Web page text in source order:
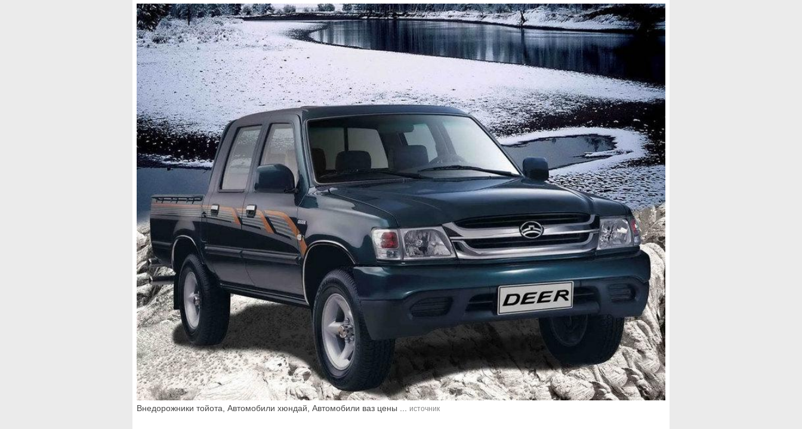
Внедорожники тойота, Автомобили хюндай, Автомобили ваз цены ... источник